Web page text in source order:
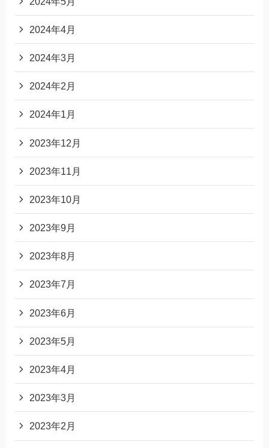
2024年4月
2024年3月
2024年2月
2024年1月
2023年12月
2023年11月
2023年10月
2023年9月
2023年8月
2023年7月
2023年6月
2023年5月
2023年4月
2023年3月
2023年2月